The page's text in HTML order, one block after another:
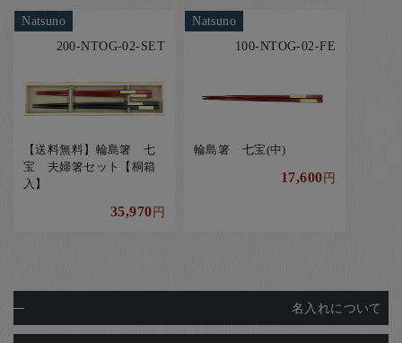
Natsuno
200-NTOG-02-SET
【送料無料】輪島箸 七
宝 夫婦箸セット【桐箱
入】
35,970円
Natsuno
100-NTOG-02-FE
輪島箸 七宝(中)
17,600円
名入れについて